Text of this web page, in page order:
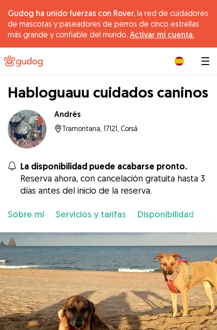
Gudog ha unido fuerzas con Rover, la red de cuidadores
de mascotas y paseadores de perros de cinco estrellas
más grande y confiable del mundo. Activar mi cuenta.
Habloguauu cuidados caninos
Andrés
Tramontana, 17121, Corsá
La disponibilidad puede acabarse pronto.
Reserva ahora, con cancelación gratuita hasta 3
días antes del inicio de la reserva.
Sobre mí Servicios y tarifas Disponibilidad